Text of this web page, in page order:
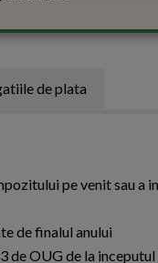
de plata
pe venit sau a
de finalul anului
de OUG de la inceputul